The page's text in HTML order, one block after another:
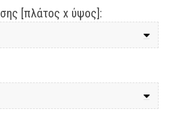
[πλάτος x ύψος]: